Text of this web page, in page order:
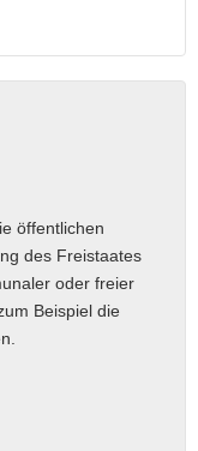
öffentlichen
des Freistaates
oder freier
Beispiel die